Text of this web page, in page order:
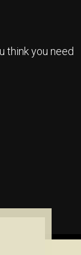
think you need